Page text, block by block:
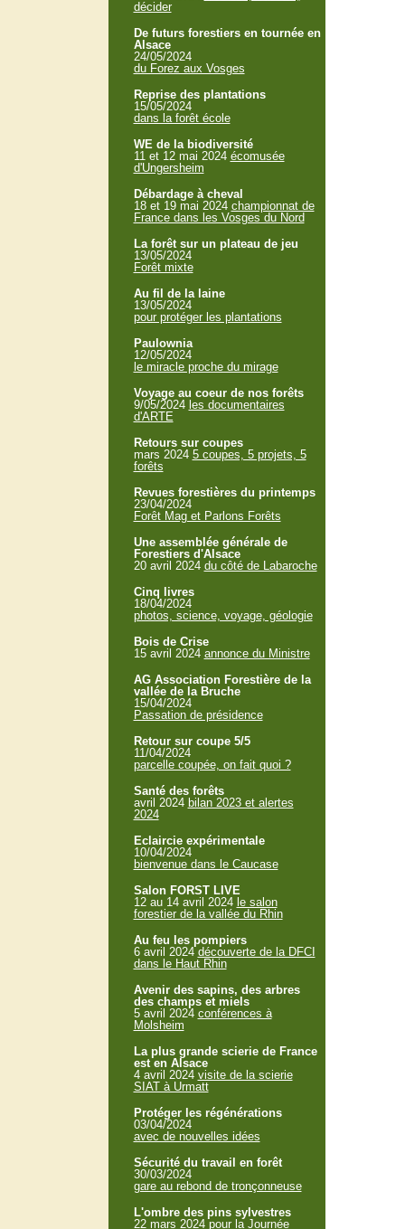
décider
De futurs forestiers en tournée en
Alsace
24/05/2024
du Forez aux Vosges
Reprise des plantations
15/05/2024
dans la forêt école
WE de la biodiversité
11 et 12 mai 2024 écomusée
d'Ungersheim
Débardage à cheval
18 et 19 mai 2024 championnat de
France dans les Vosges du Nord
La forêt sur un plateau de jeu
13/05/2024
Forêt mixte
Au fil de la laine
13/05/2024
pour protéger les plantations
Paulownia
12/05/2024
le miracle proche du mirage
Voyage au coeur de nos forêts
9/05/2024 les documentaires
d'ARTE
Retours sur coupes
mars 2024 5 coupes, 5 projets, 5
forêts
Revues forestières du printemps
23/04/2024
Forêt Mag et Parlons Forêts
Une assemblée générale de
Forestiers d'Alsace
20 avril 2024 du côté de Labaroche
Cinq livres
18/04/2024
photos, science, voyage, géologie
Bois de Crise
15 avril 2024 annonce du Ministre
AG Association Forestière de la
vallée de la Bruche
15/04/2024
Passation de présidence
Retour sur coupe 5/5
11/04/2024
parcelle coupée, on fait quoi ?
Santé des forêts
avril 2024 bilan 2023 et alertes
2024
Eclaircie expérimentale
10/04/2024
bienvenue dans le Caucase
Salon FORST LIVE
12 au 14 avril 2024 le salon
forestier de la vallée du Rhin
Au feu les pompiers
6 avril 2024 découverte de la DFCI
dans le Haut Rhin
Avenir des sapins, des arbres
des champs et miels
5 avril 2024 conférences à
Molsheim
La plus grande scierie de France
est en Alsace
4 avril 2024 visite de la scierie
SIAT à Urmatt
Protéger les régénérations
03/04/2024
avec de nouvelles idées
Sécurité du travail en forêt
30/03/2024
gare au rebond de tronçonneuse
L'ombre des pins sylvestres
22 mars 2024 pour la Journée